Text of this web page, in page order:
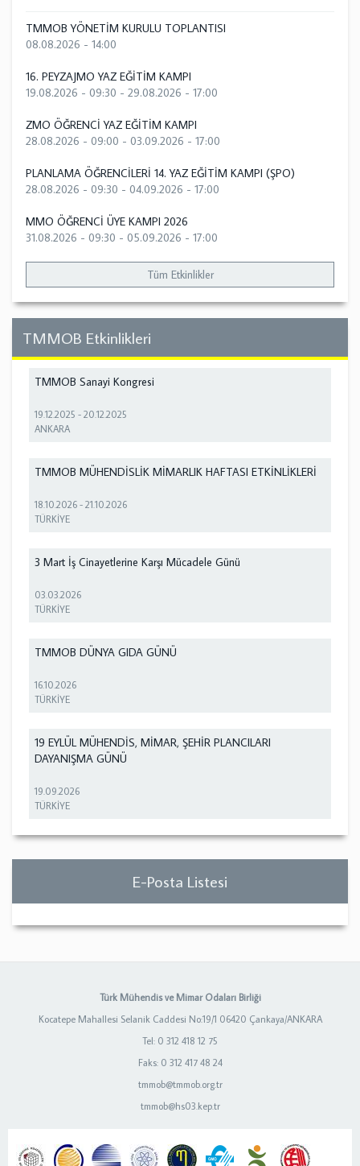
TMMOB YÖNETİM KURULU TOPLANTISI
08.08.2026 - 14:00
16. PEYZAJMO YAZ EĞİTİM KAMPI
19.08.2026 - 09:30 - 29.08.2026 - 17:00
ZMO ÖĞRENCİ YAZ EĞİTİM KAMPI
28.08.2026 - 09:00 - 03.09.2026 - 17:00
PLANLAMA ÖĞRENCİLERİ 14. YAZ EĞİTİM KAMPI (ŞPO)
28.08.2026 - 09:30 - 04.09.2026 - 17:00
MMO ÖĞRENCİ ÜYE KAMPI 2026
31.08.2026 - 09:30 - 05.09.2026 - 17:00
Tüm Etkinlikler
TMMOB Etkinlikleri
TMMOB Sanayi Kongresi
19.12.2025 -20.12.2025
ANKARA
TMMOB MÜHENDİSLİK MİMARLIK HAFTASI ETKİNLİKLERİ
18.10.2026 -21.10.2026
TÜRKİYE
3 Mart İş Cinayetlerine Karşı Mücadele Günü
03.03.2026
TÜRKİYE
TMMOB DÜNYA GIDA GÜNÜ
16.10.2026
TÜRKİYE
19 EYLÜL MÜHENDİS, MİMAR, ŞEHİR PLANCILARI
DAYANIŞMA GÜNÜ
19.09.2026
TÜRKİYE
E-Posta Listesi
Türk Mühendis ve Mimar Odaları Birliği
Kocatepe Mahallesi Selanik Caddesi No:19/1 06420 Çankaya/ANKARA
Tel: 0 312 418 12 75
Faks: 0 312 417 48 24
tmmob@tmmob.org.tr
tmmob@hs03.kep.tr